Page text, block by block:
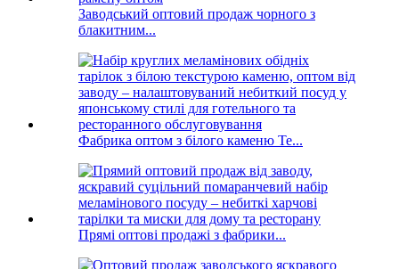
Заводський оптовий продаж чорного з
блакитним...
Фабрика оптом з білого каменю Te...
Прямі оптові продажі з фабрики...